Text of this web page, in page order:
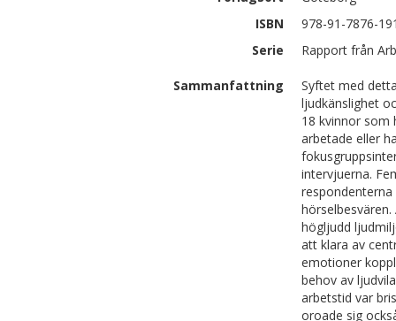
ISBN
978-91-7876-
Serie
Rapport från
Sammanfattning
Syftet med
ljudkänslighet
18 kvinnor
arbetade eller
intervjuerna.
högljudd
att klara av
emotioner
behov av
arbetstid var
oroade sig